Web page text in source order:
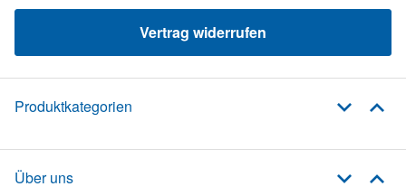
Vertrag widerrufen
Produktkategorien
Über uns